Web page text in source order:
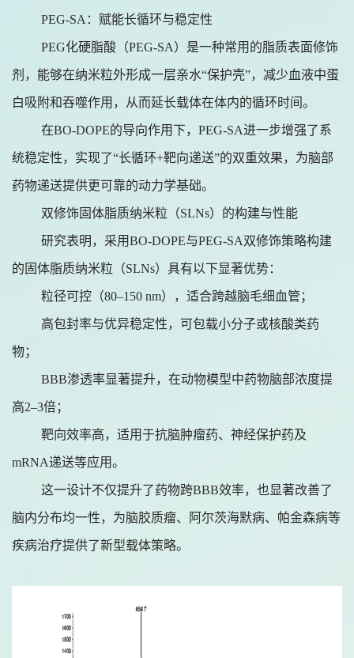
PEG-SA：赋能长循环与稳定性
PEG化硬脂酸（PEG-SA）是一种常用的脂质表面修饰
剂，能够在纳米粒外形成一层亲水“保护壳”，减少血液中蛋
白吸附和吞噬作用，从而延长载体在体内的循环时间。
在BO-DOPE的导向作用下，PEG-SA进一步增强了系
统稳定性，实现了“长循环+靶向递送”的双重效果，为脑部
药物递送提供更可靠的动力学基础。
双修饰固体脂质纳米粒（SLNs）的构建与性能
研究表明，采用BO-DOPE与PEG-SA双修饰策略构建
的固体脂质纳米粒（SLNs）具有以下显著优势：
粒径可控（80–150 nm），适合跨越脑毛细血管；
高包封率与优异稳定性，可包载小分子或核酸类药
物；
BBB渗透率显著提升，在动物模型中药物脑部浓度提
高2–3倍；
靶向效率高，适用于抗脑肿瘤药、神经保护药及
mRNA递送等应用。
这一设计不仅提升了药物跨BBB效率，也显著改善了
脑内分布均一性，为脑胶质瘤、阿尔茨海默病、帕金森病等
疾病治疗提供了新型载体策略。